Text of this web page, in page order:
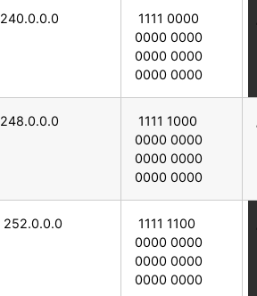
240.0.0.0
1111 0000
0000 0000
0000 0000
0000 0000
248.0.0.0
1111 1000
0000 0000
0000 0000
0000 0000
252.0.0.0
1111 1100
0000 0000
0000 0000
0000 0000